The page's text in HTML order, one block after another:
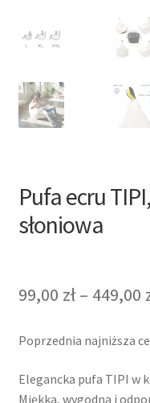
Pufa ecru
słoniowa
99,00 zł– 449,00
Poprzednia najniższa
Elegancka pufa TIPI w
Miękka, wygodna i